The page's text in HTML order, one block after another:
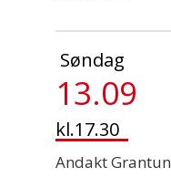
Søndag
13.09
kl.17.30
Andakt Grantun